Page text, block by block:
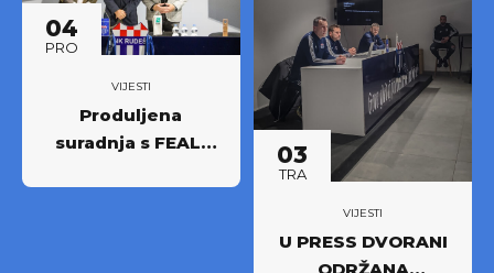
04
PRO
VIJESTI
Produljena
suradnja s FEAL-
03
TRA
VIJESTI
U PRESS DVORANI